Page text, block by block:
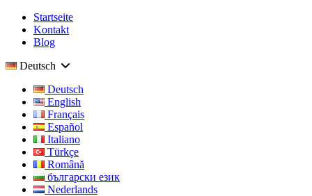
Startseite
Kontakt
Blog
Deutsch
Deutsch
English
Français
Español
Italiano
Türkçe
Română
български език
Nederlands